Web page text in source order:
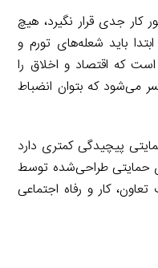
کار جدی قرار نگیرد، هیچ
باید شعله‌های تورم و
که اقتصاد و اخلاق را
می‌شود که بتوان انضباط
پیچیدگی کمتری دارد
حمایتی طراحی‌شده توسط
کار و رفاه اجتماعی